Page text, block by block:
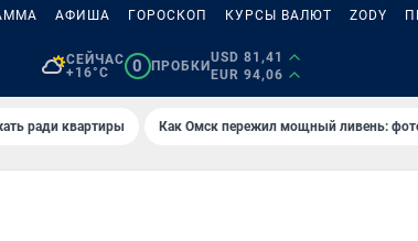
АФИША ГОРОСКОП КУРСЫ ВАЛЮТ ZODY
СЕЙЧАС
+16°C
0 ПРОБКИ
USD 81,41
EUR 94,06
ради квартиры Как Омск пережил мощный ливень: